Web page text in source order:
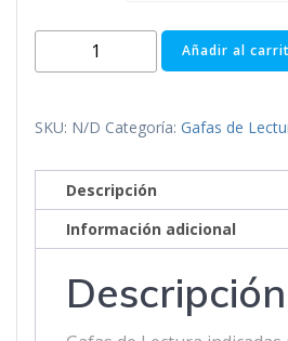
BLUE
Añadir al
SKU: N/D Categoría: Gafas de
Descripción
Información adicional
Descripción